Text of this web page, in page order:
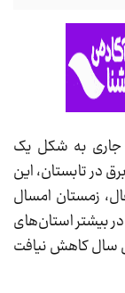
جاری به شکل یک
در تابستان، این
زمستان امسال
بیشتر استان‌های
سال کاهش نیافت